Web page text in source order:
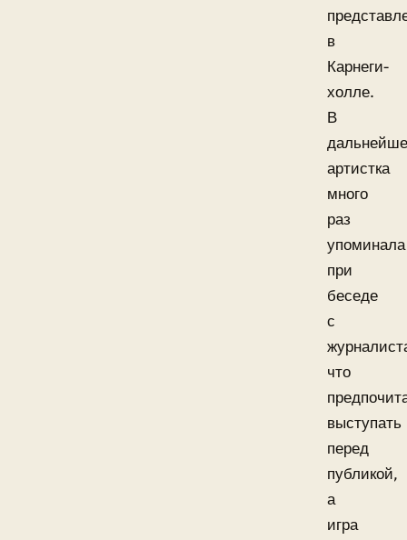
в
Карнеги-
холле.
В
артистка
много
раз
упоминала
при
беседе
с
что
выступать
перед
публикой,
а
игра